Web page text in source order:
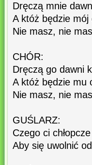
Dręczą mnie
A któż będzie mój
Nie masz, nie
CHÓR:
Dręczą go dawni
A któż będzie mu
Nie masz, nie
GUŚLARZ:
Czego ci
Aby się uwolnić